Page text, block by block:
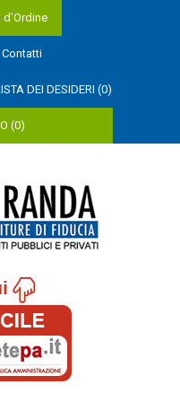
d'Ordine
Contatti
DEI DESIDERI (0)
(0)